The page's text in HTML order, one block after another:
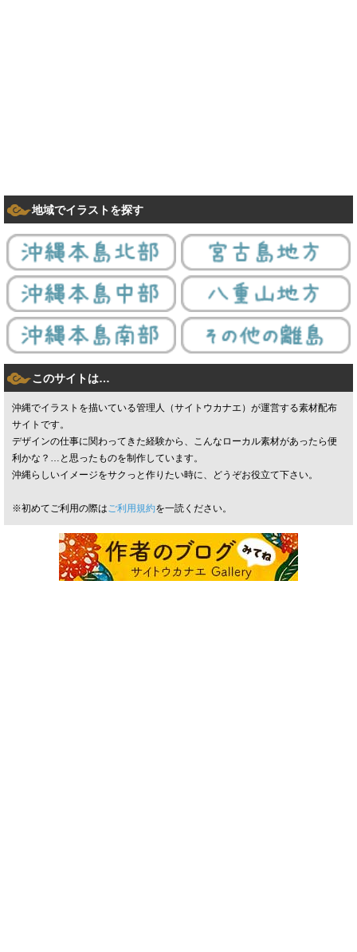
地域でイラストを探す
このサイトは…
沖縄でイラストを描いている管理人（サイトウカナエ）が運営する素材配布
サイトです。
デザインの仕事に関わってきた経験から、こんなローカル素材があったら便
利かな？…と思ったものを制作しています。
沖縄らしいイメージをサクっと作りたい時に、どうぞお役立て下さい。
※初めてご利用の際はご利用規約を一読ください。